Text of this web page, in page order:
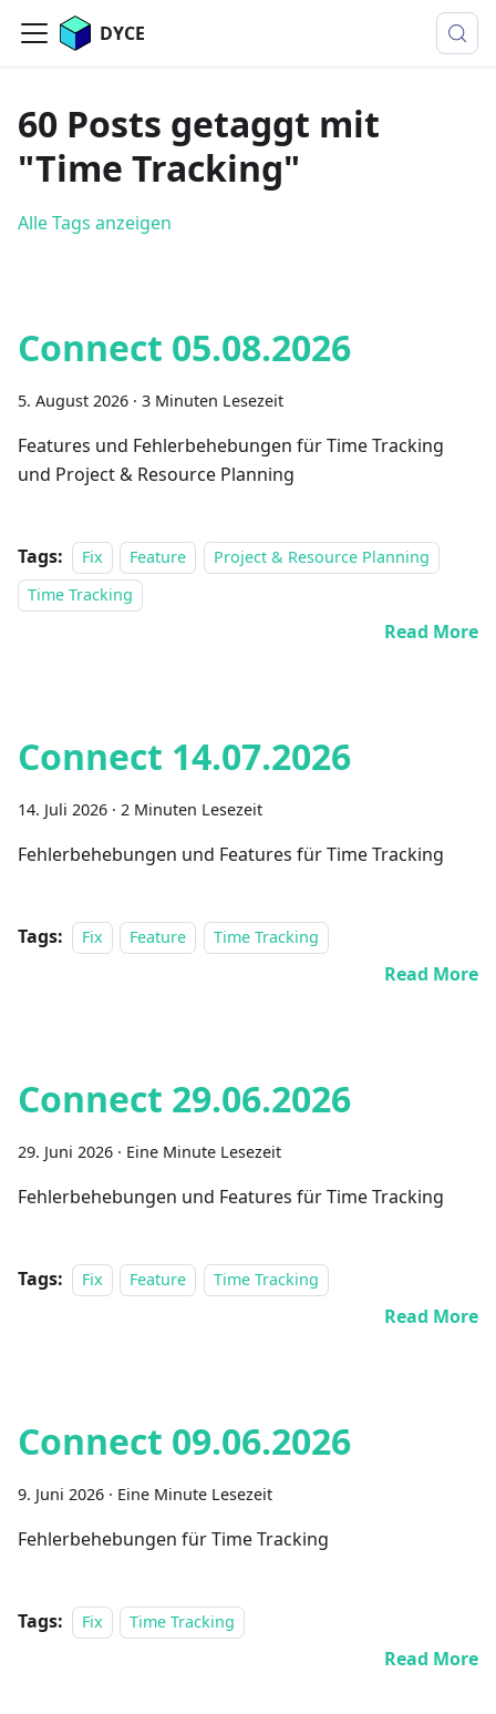
DYCE
60 Posts getaggt mit
"Time Tracking"
Alle Tags anzeigen
Connect 05.08.2026
5. August 2026 · 3 Minuten Lesezeit
Features und Fehlerbehebungen für Time Tracking
und Project & Resource Planning
Tags: Fix Feature
Project & Resource Planning
Time Tracking
Read More
Connect 14.07.2026
14. Juli 2026 · 2 Minuten Lesezeit
Fehlerbehebungen und Features für Time Tracking
Tags: Fix Feature Time Tracking
Read More
Connect 29.06.2026
29. Juni 2026 · Eine Minute Lesezeit
Fehlerbehebungen und Features für Time Tracking
Tags: Fix Feature Time Tracking
Read More
Connect 09.06.2026
9. Juni 2026 · Eine Minute Lesezeit
Fehlerbehebungen für Time Tracking
Tags: Fix Time Tracking
Read More